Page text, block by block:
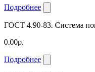
Подробнее
ГОСТ 4.90-83. Система
0.00р.
Подробнее